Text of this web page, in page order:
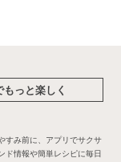
っと楽しく
すみ前に、アプリでサクサ
ド情報や簡単レシピに毎日